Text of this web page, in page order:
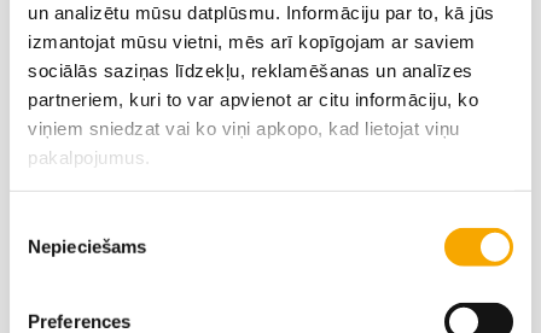
un analizētu mūsu datplūsmu. Informāciju par to, kā jūs
izmantojat mūsu vietni, mēs arī kopīgojam ar saviem
sociālās saziņas līdzekļu, reklamēšanas un analīzes
partneriem, kuri to var apvienot ar citu informāciju, ko
viņiem sniedzat vai ko viņi apkopo, kad lietojat viņu
pakalpojumus.
izvēle
Nepieciešams
Preferences
Kristīne Skādule
Agronome
‭+371 28399029‬ kristine.skadule@vaks.lv